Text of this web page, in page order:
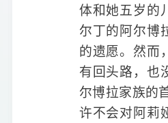
体和她五岁的
尔丁的阿尔博
的遗愿。然而
有回头路，也
尔博拉家族的
许不会对阿莉